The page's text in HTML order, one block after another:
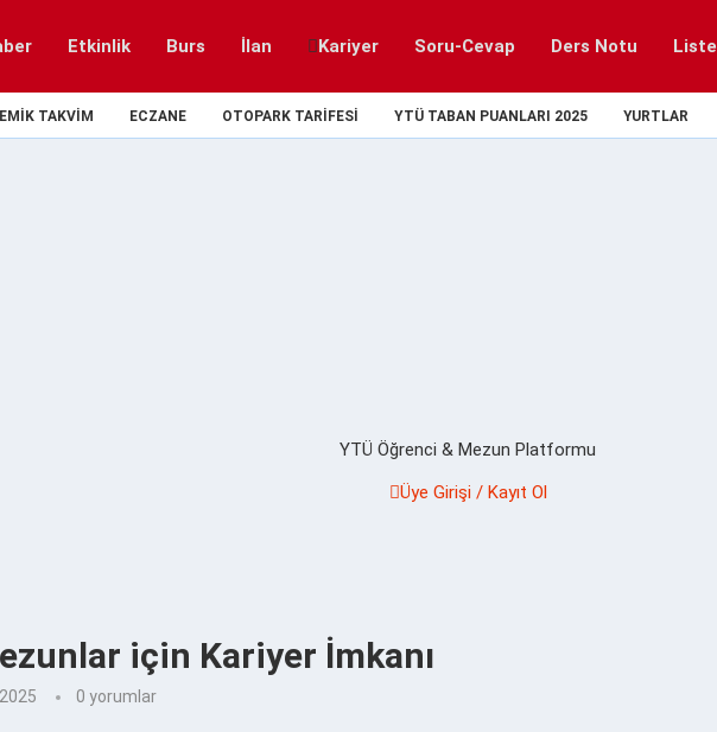
Etkinlik Burs İlan Kariyer Soru-Cevap Ders Notu Liste
TAKVIM ECZANE OTOPARK TARIFESI YTÜ TABAN PUANLARI 2025 YURTLAR
YTÜ Öğrenci & Mezun Platformu
Üye Girişi / Kayıt Ol
için Kariyer İmkanı
0 yorumlar